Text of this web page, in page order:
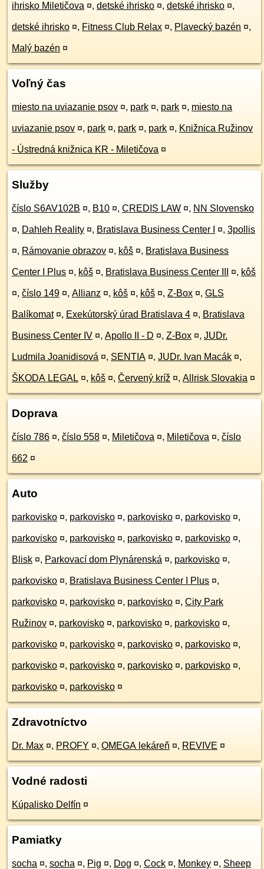
ihrisko Miletičova ¤, detské ihrisko ¤, detské ihrisko ¤,
detské ihrisko ¤, Fitness Club Relax ¤, Plavecký bazén ¤,
Malý bazén ¤
Voľný čas
miesto na uviazanie psov ¤, park ¤, park ¤, miesto na
uviazanie psov ¤, park ¤, park ¤, park ¤, Knižnica Ružinov
- Ústredná knižnica KR - Miletičova ¤
Služby
číslo S6AV102B ¤, B10 ¤, CREDIS LAW ¤, NN Slovensko
¤, Dahleh Reality ¤, Bratislava Business Center I ¤, 3pollis
¤, Rámovanie obrazov ¤, kôš ¤, Bratislava Business
Center I Plus ¤, kôš ¤, Bratislava Business Center III ¤, kôš
¤, číslo 149 ¤, Allianz ¤, kôš ¤, kôš ¤, Z-Box ¤, GLS
Balíkomat ¤, Exekútorský úrad Bratislava 4 ¤, Bratislava
Business Center IV ¤, Apollo II - D ¤, Z-Box ¤, JUDr.
Ludmila Joanidisová ¤, SENTIA ¤, JUDr. Ivan Macák ¤,
ŠKODA LEGAL ¤, kôš ¤, Červený kríž ¤, Allrisk Slovakia ¤
Doprava
číslo 786 ¤, číslo 558 ¤, Miletičova ¤, Miletičova ¤, číslo
662 ¤
Auto
parkovisko ¤, parkovisko ¤, parkovisko ¤, parkovisko ¤,
parkovisko ¤, parkovisko ¤, parkovisko ¤, parkovisko ¤,
Blisk ¤, Parkovací dom Plynárenská ¤, parkovisko ¤,
parkovisko ¤, Bratislava Business Center I Plus ¤,
parkovisko ¤, parkovisko ¤, parkovisko ¤, City Park
Ružinov ¤, parkovisko ¤, parkovisko ¤, parkovisko ¤,
parkovisko ¤, parkovisko ¤, parkovisko ¤, parkovisko ¤,
parkovisko ¤, parkovisko ¤, parkovisko ¤, parkovisko ¤,
parkovisko ¤, parkovisko ¤
Zdravotníctvo
Dr. Max ¤, PROFY ¤, OMEGA lekáreň ¤, REVIVE ¤
Vodné radosti
Kúpalisko Delfín ¤
Pamiatky
socha ¤, socha ¤, Pig ¤, Dog ¤, Cock ¤, Monkey ¤, Sheep